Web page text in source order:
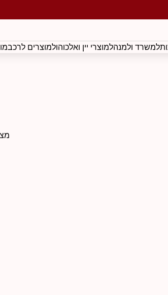
למשרד ולמנהלמוצרי יין ואלכוהולמוצרים לרכב